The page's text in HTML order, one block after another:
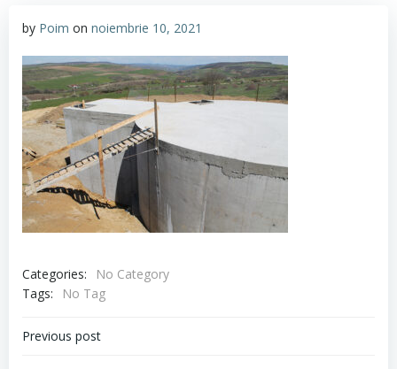
by Poim on noiembrie 10, 2021
Categories:
No Category
Tags:
No Tag
Navigare
Previous post